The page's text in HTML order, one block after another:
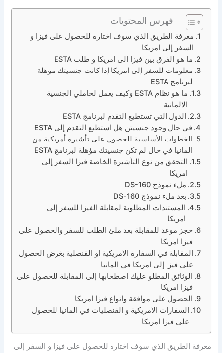
فهرس المحتويات
معرفة الطريق الذي سوف اختاره للحصول على فيزا و
السفر إلى امريكا
ما هو الفرق بين فيزا الى امريكا و طلب ESTA
معلومات للسفر إلى امريكا إذا كانت جنسيتك مؤهلة
لبرنامج ESTA
ما هو نظام ESTA وكيف يعمل لحاملي الجنسية
الالمانية
الدول التي تستطيع التقدم لبرنامج ESTA
في حال وجود جنسيتن هل استطيع التقدم إلى ESTA
الخطوات الأساسية للحصول على تأشيرة أمريكية من
المانيا في حال لم تكن جنسيتك مؤهلة لبرنامج ESTA
التحقق من نوع التأشيرة الخاصة فيزا السفر إلى
امريكا
ملء نموذج DS-160
بعد ملء نموذج DS-160
المستندات المطلوبة لمقابلة الفيزا للسفر إلى
امريكا
حجز موعد للمقابلة بعد ملئ الطلب للسفر والحصول على
فيزا امريكا
المقابلة في السفارة الامريكية او القنصلية بغرض الحصول
على فيزا إلى امريكا في المانيا
الوثائق المطلو عليك اصطحابها إلى المقابلة للحصول على
فيزا امريكا
الحصول على موافقة وانواع فيزا امريكا
السفارات الامريكية و القنصليات في المانيا للحصول
على فيزا امريكا
معرفة الطريق الذي سوف اختاره للحصول على فيزا و السفر إلى